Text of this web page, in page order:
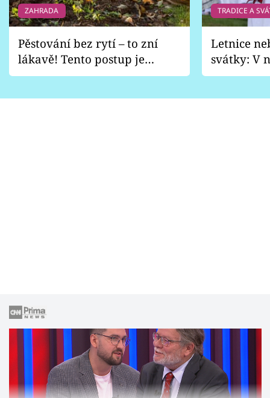
ZAHRADA
Pěstování bez rytí – to zní
lákavě! Tento postup je
vhodný jen pro některé
TRADICE A
Letnice
svátky: V
pondělí